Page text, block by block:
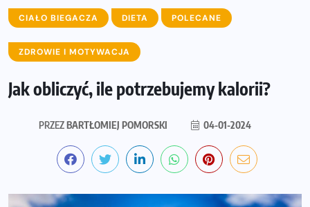
CIAŁO BIEGACZA DIETA POLECANE
ZDROWIE I MOTYWACJA
Jak obliczyć, ile potrzebujemy kalorii?
PRZEZBARTŁOMIEJ POMORSKI 04-01-2024